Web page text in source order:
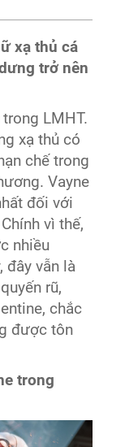
xạ thủ cá
trở nên
LMHT.
xạ thủ có
chế trong
Vayne
đối với
vì thế,
nhiều
đây vẫn là
rũ,
chắc
được tôn
trong